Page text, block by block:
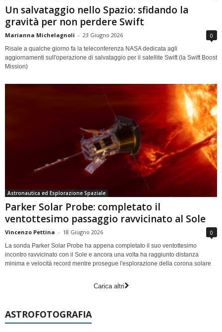
Un salvataggio nello Spazio: sfidando la
gravità per non perdere Swift
Marianna Michelagnoli - 23 Giugno 2026 0
Risale a qualche giorno fa la teleconferenza NASA dedicata agli
aggiornamenti sull'operazione di salvataggio per il satellite Swift (la Swift Boost
Mission)
Astronautica ed Esplorazione Spaziale
Parker Solar Probe: completato il
ventottesimo passaggio ravvicinato al Sole
Vincenzo Pettina - 18 Giugno 2026 0
La sonda Parker Solar Probe ha appena completato il suo ventottesimo
incontro ravvicinato con il Sole e ancora una volta ha raggiunto distanza
minima e velocità record mentre prosegue l'esplorazione della corona solare
Carica altri
ASTROFOTOGRAFIA